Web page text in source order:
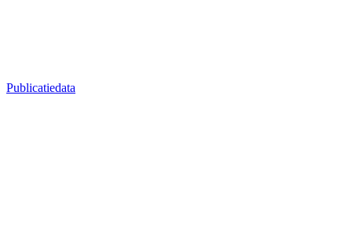
Publicatiedata